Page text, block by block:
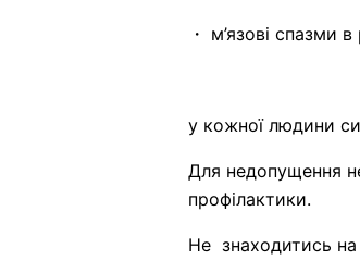
・ м’язові спазми
у кожної людини
Для недопущення
профілактики.
Не знаходитись на